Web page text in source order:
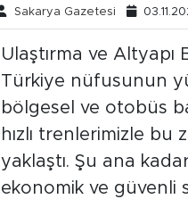
Sakarya Gazetesi
Ulaştırma ve Altyapı
Türkiye nüfusunun
bölgesel ve otobüs
hızlı trenlerimizle bu
yaklaştı. Şu ana
ekonomik ve güvenli